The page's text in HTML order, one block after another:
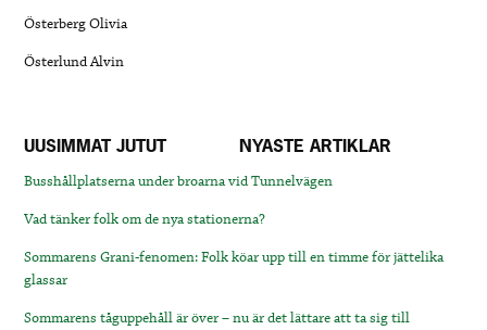
Österberg Olivia
Österlund Alvin
UUSIMMAT JUTUT NYASTE ARTIKLAR
Busshållplatserna under broarna vid Tunnelvägen
Vad tänker folk om de nya stationerna?
Sommarens Grani-fenomen: Folk köar upp till en timme för jättelika
glassar
Sommarens tåguppehåll är över – nu är det lättare att ta sig till